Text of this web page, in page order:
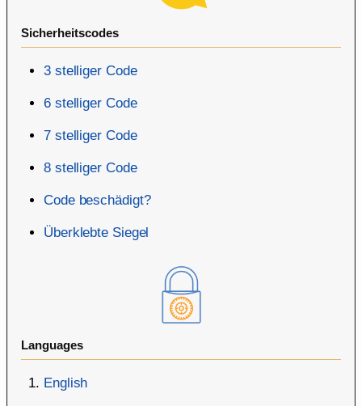
Sicherheitscodes
3 stelliger Code
6 stelliger Code
7 stelliger Code
8 stelliger Code
Code beschädigt?
Überklebte Siegel
Languages
English